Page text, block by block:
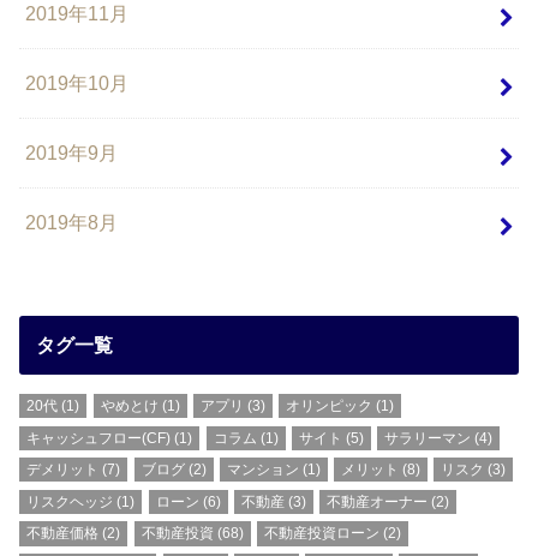
2019年11月
2019年10月
2019年9月
2019年8月
タグ一覧
20代 (1) やめとけ (1) アプリ (3) オリンピック (1)
キャッシュフロー(CF) (1) コラム (1) サイト (5) サラリーマン (4)
デメリット (7) ブログ(2) マンション (1) メリット (8) リスク (3)
リスクヘッジ (1) ローン (6) 不動産(3) 不動産オーナー (2)
不動産価格 (2) 不動産投資 (68) 不動産投資ローン (2)